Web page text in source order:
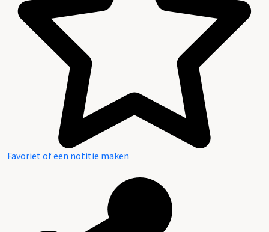
Favoriet of een notitie maken